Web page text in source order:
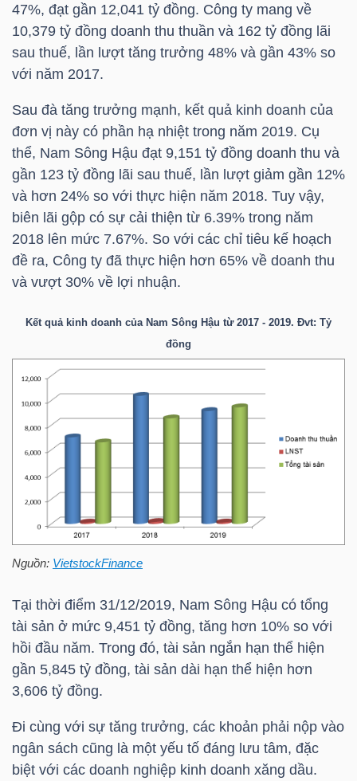
47%, đạt gần 12,041 tỷ đồng. Công ty mang về
10,379 tỷ đồng doanh thu thuần và 162 tỷ đồng lãi
sau thuế, lần lượt tăng trưởng 48% và gần 43% so
với năm 2017.
Sau đà tăng trưởng mạnh, kết quả kinh doanh của
đơn vị này có phần hạ nhiệt trong năm 2019. Cụ
thể, Nam Sông Hậu đạt 9,151 tỷ đồng doanh thu và
gần 123 tỷ đồng lãi sau thuế, lần lượt giảm gần 12%
và hơn 24% so với thực hiện năm 2018. Tuy vậy,
biên lãi gộp có sự cải thiện từ 6.39% trong năm
2018 lên mức 7.67%. So với các chỉ tiêu kế hoạch
đề ra, Công ty đã thực hiện hơn 65% về doanh thu
và vượt 30% về lợi nhuận.
Kết quả kinh doanh của Nam Sông Hậu từ 2017 - 2019. Đvt: Tỷ
đồng
Nguồn: VietstockFinance
Tại thời điểm 31/12/2019, Nam Sông Hậu có tổng
tài sản ở mức 9,451 tỷ đồng, tăng hơn 10% so với
hồi đầu năm. Trong đó, tài sản ngắn hạn thể hiện
gần 5,845 tỷ đồng, tài sản dài hạn thể hiện hơn
3,606 tỷ đồng.
Đi cùng với sự tăng trưởng, các khoản phải nộp vào
ngân sách cũng là một yếu tố đáng lưu tâm, đặc
biệt với các doanh nghiệp kinh doanh xăng dầu.
TRUY
XUẤT
DỮ
LIỆU
Ngành
(-)
VS-
SECTOR
NĂNG
NGUYÊN
VẬT
LIỆU
NGHIỆP
TIÊU
DÙNG
KHÔNG
THIẾT